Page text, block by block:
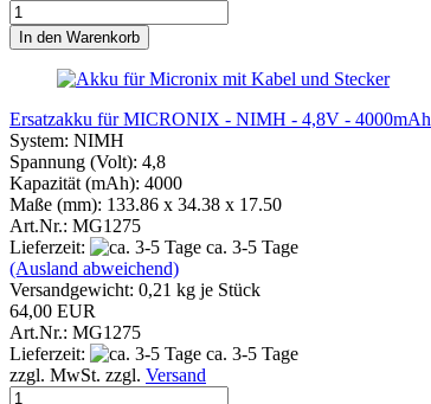
In den Warenkorb
Ersatzakku für MICRONIX - NIMH - 4,8V - 4000mAh
System: NIMH
Spannung (Volt): 4,8
Kapazität (mAh): 4000
Maße (mm): 133.86 x 34.38 x 17.50
Art.Nr.: MG1275
Lieferzeit:
ca. 3-5 Tage
(Ausland abweichend)
Versandgewicht: 0,21 kg je Stück
64,00 EUR
Art.Nr.: MG1275
Lieferzeit:
ca. 3-5 Tage
zzgl. MwSt. zzgl. Versand